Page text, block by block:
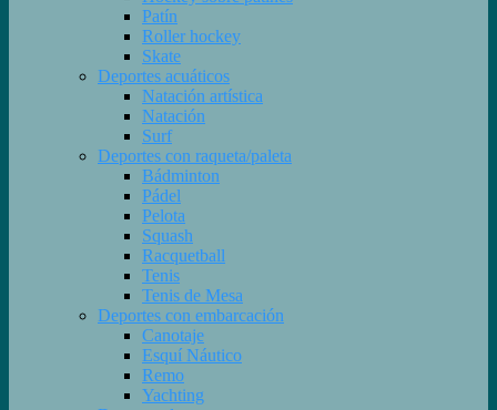
Patín
Roller hockey
Skate
Deportes acuáticos
Natación artística
Natación
Surf
Deportes con raqueta/paleta
Bádminton
Pádel
Pelota
Squash
Racquetball
Tenis
Tenis de Mesa
Deportes con embarcación
Canotaje
Esquí Náutico
Remo
Yachting